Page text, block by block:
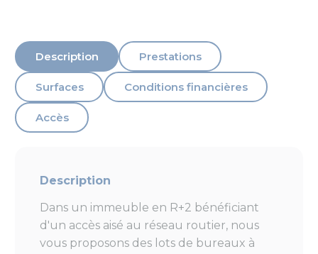
Description Prestations
Surfaces Conditions financières
Accès
Description
Dans un immeuble en R+2 bénéficiant
d'un accès aisé au réseau routier, nous
vous proposons des lots de bureaux à